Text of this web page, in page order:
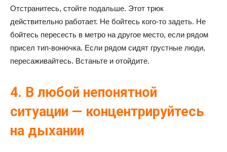
Отстранитесь, стойте подальше. Этот трюк
действительно работает. Не бойтесь кого-то задеть. Не
бойтесь пересесть в метро на другое место, если рядом
присел тип-вонючка. Если рядом сидят грустные люди,
пересаживайтесь. Встаньте и отойдите.
4. В любой непонятной
ситуации — концентрируйтесь
на дыхании